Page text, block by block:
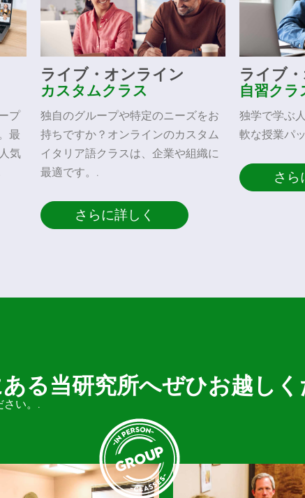
プ
最
気
ライブ・オンライン
カスタムクラス
独自のグループや特定のニーズをお
持ちですか？オンラインのカスタム
イタリア語クラスは、企業や組織に
最適です。.
さらに詳しく
ライブ
自習クラ
独学で学ぶ
軟な授業パ
さら
る当研究所へぜひお越し
さい。.